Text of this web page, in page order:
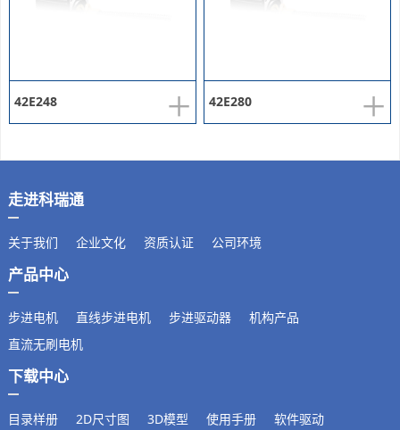
+
42E248 +
42E280
走进科瑞通
关于我们 企业文化 资质认证 公司环境
产品中心
步进电机 直线步进电机 步进驱动器
机构产品
直流无刷电机
下载中心
目录样册 2D尺寸图 3D模型 使用手册 软件驱动